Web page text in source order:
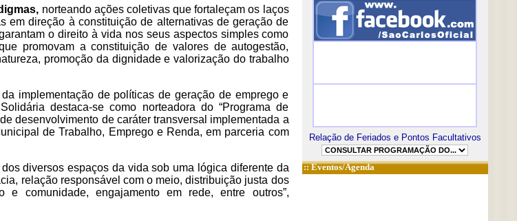
norteando ações coletivas que fortaleçam os laços
em direção à constituição de alternativas de geração de
o direito à vida nos seus aspectos simples como
promovam a constituição de valores de autogestão,
promoção da dignidade e valorização do trabalho
implementação de políticas de geração de emprego e
destaca-se como norteadora do “Programa de
desenvolvimento de caráter transversal implementada a
de Trabalho, Emprego e Renda, em parceria com
diversos espaços da vida sob uma lógica diferente da
relação responsável com o meio, distribuição justa dos
e comunidade, engajamento em rede, entre outros”,
Relação de Feriados e Pontos Facultativos
::Eventos/Agenda